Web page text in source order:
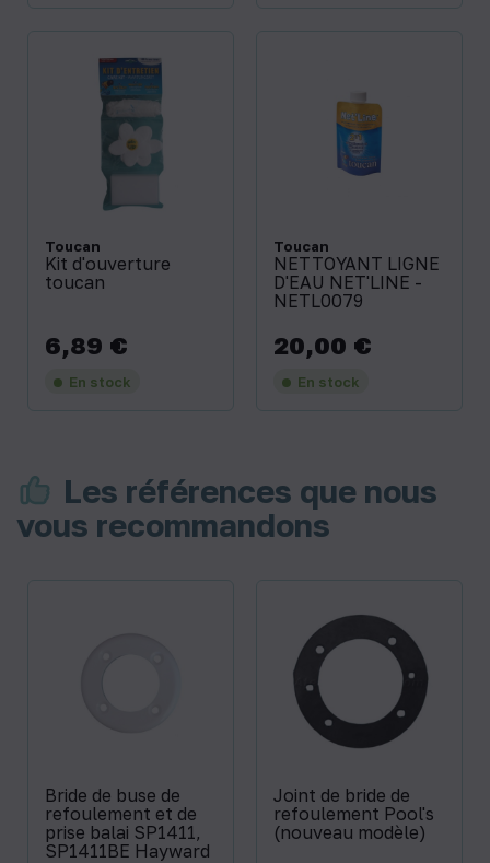
Toucan
Kit d'ouverture
toucan
Prix
6,89 €
En stock
Toucan
NETTOYANT LIGNE
D'EAU NET'LINE -
NETL0079
Prix
20,00 €
En stock
Les références que nous
vous recommandons
Bride de buse de
refoulement et de
prise balai SP1411,
SP1411BE Hayward
Joint de bride de
refoulement Pool's
(nouveau modèle)